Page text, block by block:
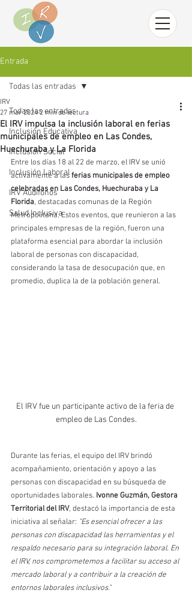
Entrada
Todas las entradas
Inclusión Educativa
Inclusión Social
Inclusión Laboral
IRV Audífonos
Salud Inclusiva
Todas las entradas
El IRV impulsa la inclusión laboral en ferias
municipales de empleo en Las Condes,
Huechuraba y La Florida
IRV
27 mar 2024 2 min de lectura
Entre los días 18 al 22 de marzo, el IRV se unió
activamente a las ferias municipales de empleo
celebradas en Las Condes, Huechuraba y La
Florida, destacadas comunas de la Región
Metropolitana. Estos eventos, que reunieron a las
principales empresas de la región, fueron una
plataforma esencial para abordar la inclusión
laboral de personas con discapacidad,
considerando la tasa de desocupación que, en
promedio, duplica la de la población general.
El IRV fue un participante activo de la feria de
empleo de Las Condes.
Durante las ferias, el equipo del IRV brindó
acompañamiento, orientación y apoyo a las
personas con discapacidad en su búsqueda de
oportunidades laborales. Ivonne Guzmán, Gestora
Territorial del IRV, destacó la importancia de esta
iniciativa al señalar: "Es esencial ofrecer a las
personas con discapacidad las herramientas y el
respaldo necesario para su integración laboral. En
el IRV, nos comprometemos a facilitar su acceso al
mercado laboral y a contribuir a la creación de
entornos laborales inclusivos."